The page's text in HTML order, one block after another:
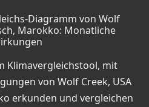
Diagramm von Wolf
Marokko: Monatliche
Klimavergleichstool, mit
von Wolf Creek, USA
erkunden und vergleichen